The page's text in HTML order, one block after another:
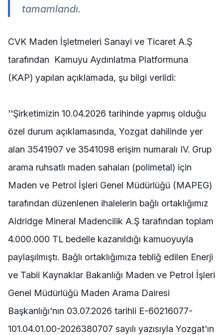
tamamlandı.
CVK Maden İşletmeleri Sanayi ve Ticaret A.Ş
tarafından Kamuyu Aydınlatma Platformuna
(KAP) yapılan açıklamada, şu bilgi verildi:
''Şirketimizin 10.04.2026 tarihinde yapmış olduğu
özel durum açıklamasında, Yozgat dahilinde yer
alan 3541907 ve 3541098 erişim numaralı IV. Grup
arama ruhsatlı maden sahaları (polimetal) için
Maden ve Petrol İşleri Genel Müdürlüğü (MAPEG)
tarafından düzenlenen ihalelerin bağlı ortaklığımız
Aldridge Mineral Madencilik A.Ş tarafından toplam
4.000.000 TL bedelle kazanıldığı kamuoyuyla
paylaşılmıştı. Bağlı ortaklığımıza tebliğ edilen Enerji
ve Tabii Kaynaklar Bakanlığı Maden ve Petrol İşleri
Genel Müdürlüğü Maden Arama Dairesi
Başkanlığı'nın 03.07.2026 tarihli E-60216077-
101.04.01.00-2026380707 sayılı yazısıyla Yozgat'ın